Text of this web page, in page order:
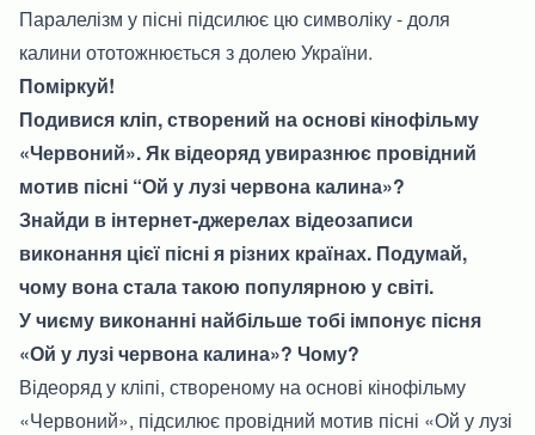
Паралелізм у пісні підсилює цю символіку - доля
калини ототожнюється з долею України.
Поміркуй!
Подивися кліп, створений на основі кінофільму
«Червоний». Як відеоряд увиразнює провідний
мотив пісні “Ой у лузі червона калина»?
Знайди в інтернет-джерелах відеозаписи
виконання цієї пісні я різних країнах. Подумай,
чому вона стала такою популярною у світі.
У чиєму виконанні найбільше тобі імпонує пісня
«Ой у лузі червона калина»? Чому?
Відеоряд у кліпі, створеному на основі кінофільму
«Червоний», підсилює провідний мотив пісні «Ой у лузі